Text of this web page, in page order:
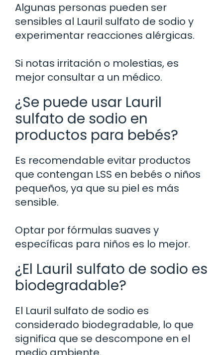
Algunas personas pueden ser
sensibles al Lauril sulfato de sodio y
experimentar reacciones alérgicas.
Si notas irritación o molestias, es
mejor consultar a un médico.
¿Se puede usar Lauril
sulfato de sodio en
productos para bebés?
Es recomendable evitar productos
que contengan LSS en bebés o niños
pequeños, ya que su piel es más
sensible.
Optar por fórmulas suaves y
específicas para niños es lo mejor.
¿El Lauril sulfato de sodio es
biodegradable?
El Lauril sulfato de sodio es
considerado biodegradable, lo que
significa que se descompone en el